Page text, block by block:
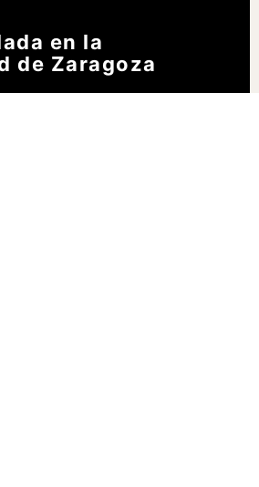
en la
de Zaragoza